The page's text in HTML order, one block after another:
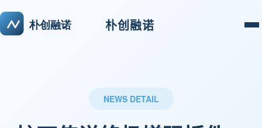
朴创融诺
NEWS DETAIL